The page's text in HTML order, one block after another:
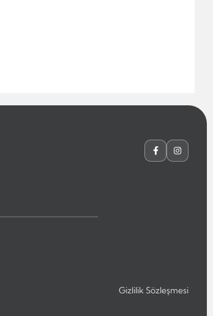
Gizlilik Sözleşmesi